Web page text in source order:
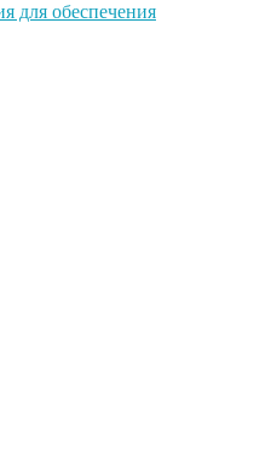
для обеспечения